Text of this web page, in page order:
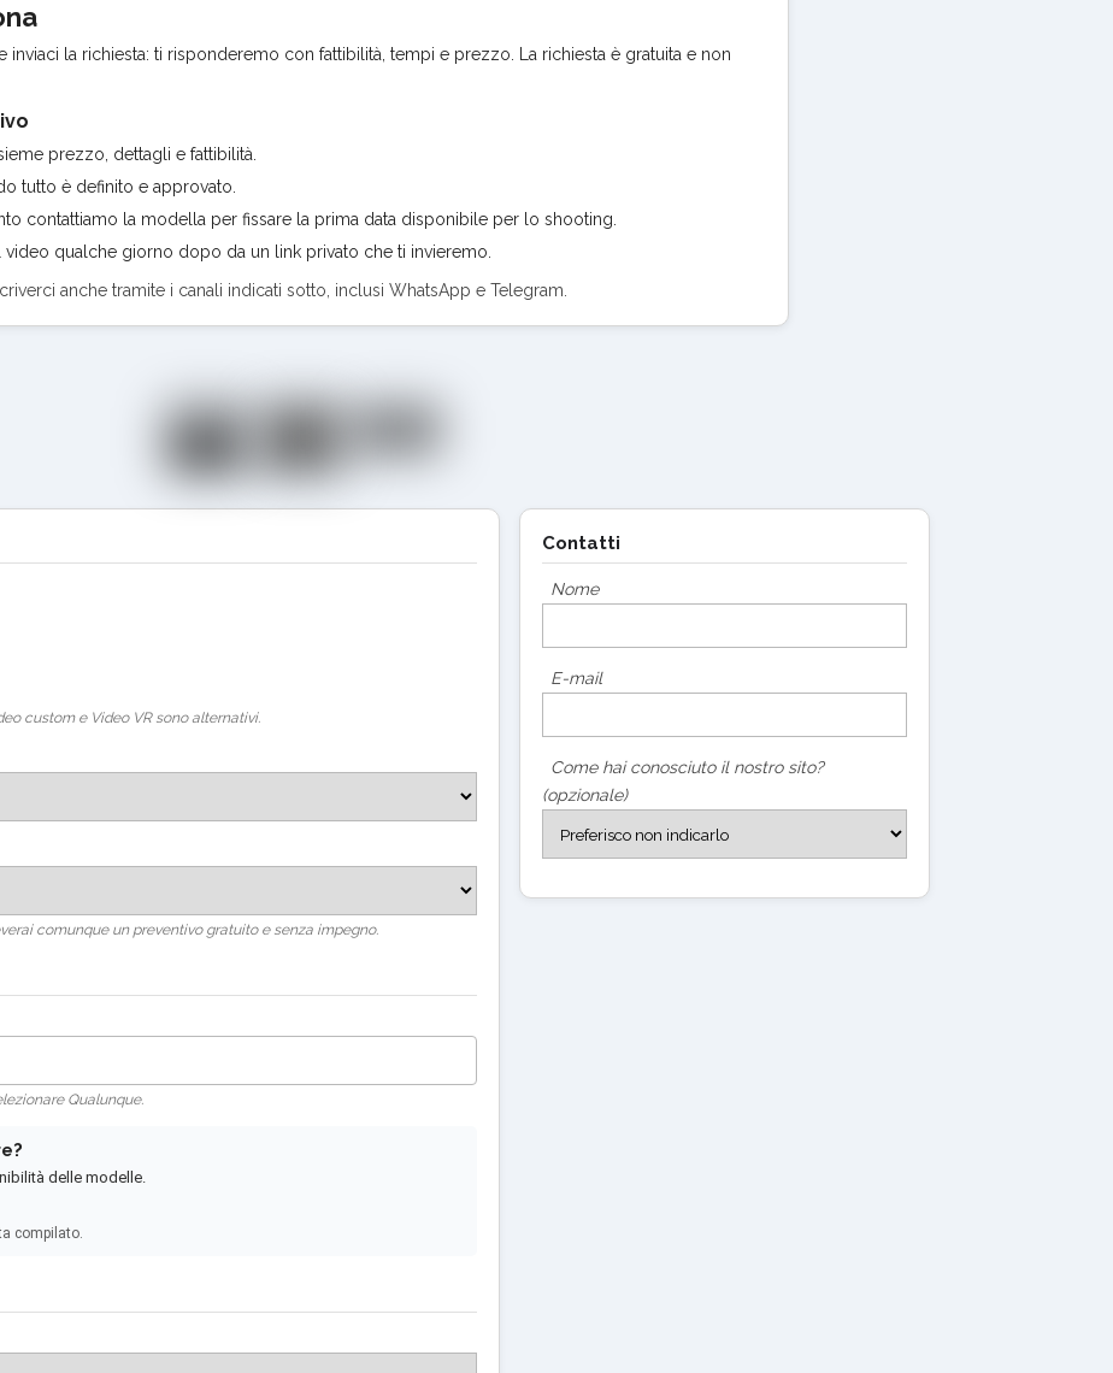
la richiesta: ti risponderemo con fattibilità, tempi e prezzo. La richiesta è gratuita e non
prezzo, dettagli e fattibilità.
tutto è definito e approvato.
contattiamo la modella per fissare la prima data disponibile per lo shooting.
video qualche giorno dopo da un link privato che ti invieremo.
anche tramite i canali indicati sotto, inclusi WhatsApp e Telegram.
custom e Video VR sono alternativi.
comunque un preventivo gratuito e senza impegno.
Qualunque.
delle modelle.
compilato.
Contatti
Nome
E-mail
Come hai conosciuto il nostro sito?
(opzionale)